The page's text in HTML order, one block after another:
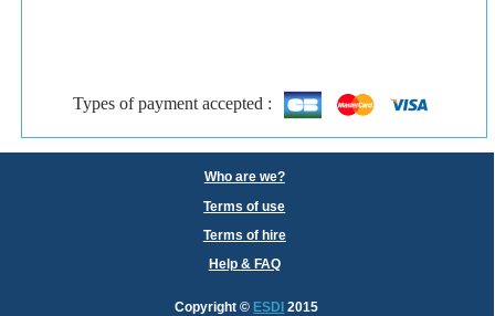
Types of payment accepted :
Who are we?
Terms of use
Terms of hire
Help & FAQ
Copyright© ESDI 2015